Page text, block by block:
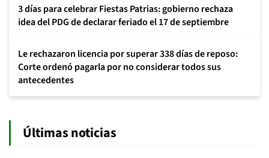
3 días para celebrar Fiestas Patrias: gobierno rechaza
idea del PDG de declarar feriado el 17 de septiembre
Le rechazaron licencia por superar 338 días de reposo:
Corte ordenó pagarla por no considerar todos sus
antecedentes
Últimas noticias